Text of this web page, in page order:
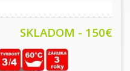
SKLADOM - 150€